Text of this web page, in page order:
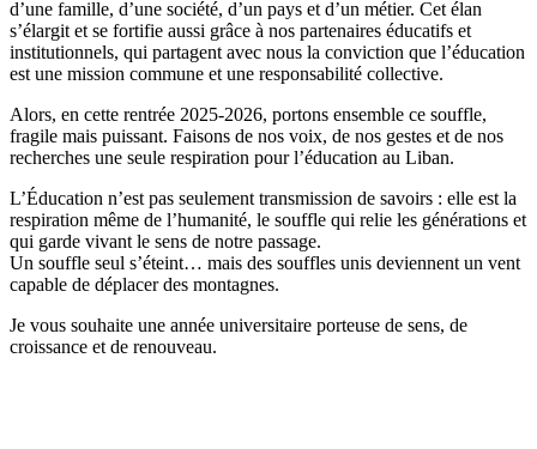
d’une famille, d’une société, d’un pays et d’un métier. Cet élan
s’élargit et se fortifie aussi grâce à nos partenaires éducatifs et
institutionnels, qui partagent avec nous la conviction que l’éducation
est une mission commune et une responsabilité collective.
Alors, en cette rentrée 2025-2026, portons ensemble ce souffle,
fragile mais puissant. Faisons de nos voix, de nos gestes et de nos
recherches une seule respiration pour l’éducation au Liban.
L’Éducation n’est pas seulement transmission de savoirs : elle est la
respiration même de l’humanité, le souffle qui relie les générations et
qui garde vivant le sens de notre passage.
Un souffle seul s’éteint… mais des souffles unis deviennent un vent
capable de déplacer des montagnes.
Je vous souhaite une année universitaire porteuse de sens, de
croissance et de renouveau.